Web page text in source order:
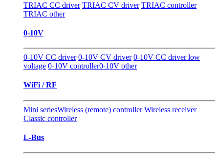
TRIAC CC driver TRIAC CV driver TRIAC controller
TRIAC other
0-10V
0-10V CC driver 0-10V CV driver 0-10V CC driver low
voltage 0-10V controller0-10V other
WiFi / RF
Mini seriesWireless (remote) controller Wireless receiver
Classic controller
L-Bus